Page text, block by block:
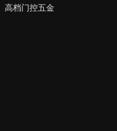
高档门控五金